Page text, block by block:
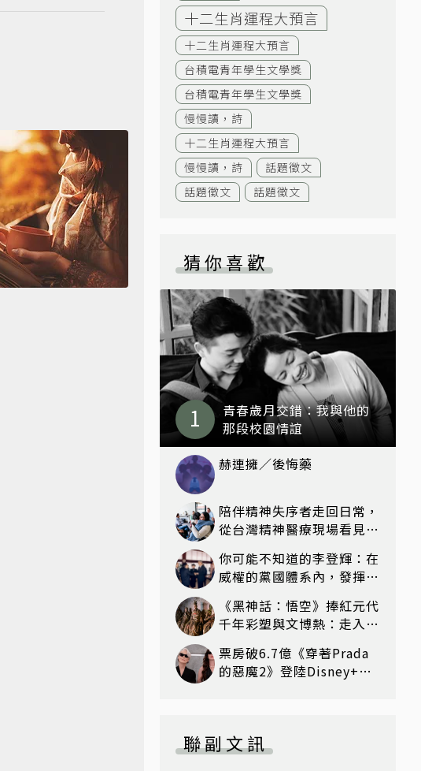
十二生肖運程大預言
十二生肖運程大預言
台積電青年學生文學獎
台積電青年學生文學獎
慢慢讀，詩
十二生肖運程大預言
慢慢讀，詩
話題徵文
話題徵文
話題徵文
猜你喜歡
青春歲月交錯：我與他的
那段校園情誼
赫連擁／後悔藥
陪伴精神失序者走回日常，
從台灣精神醫療現場看見復
你可能不知道的李登輝：在
威權的黨國體系內，發揮農
《黑神話：悟空》捧紅元代
千年彩塑與文博熱：走入山
票房破6.7億《穿著Prada
的惡魔2》登陸Disney+！
聯副文訊